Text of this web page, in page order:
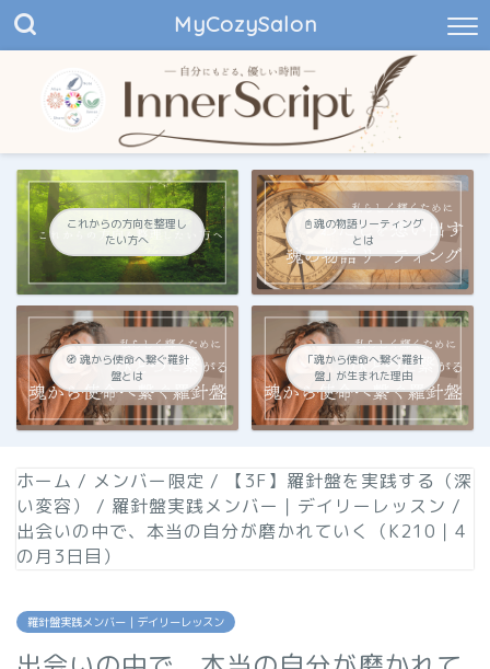
MyCozySalon
これからの方向を整理し
たい方へ
📓魂の物語リーティング
とは
🧭 魂から使命へ繋ぐ羅針
盤とは
「魂から使命へ繋ぐ羅針
盤」が生まれた理由
ホーム / メンバー限定 /
【3F】羅針盤を実践する（深
い変容）
/ 羅針盤実践メンバー｜デイリーレッスン /
出会いの中で、本当の自分が磨かれていく（K210｜4
の月3日目）
羅針盤実践メンバー｜デイリーレッスン